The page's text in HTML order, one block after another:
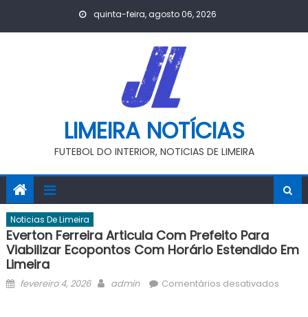
quinta-feira, agosto 06, 2026
LIMEIRA NOTÍCIAS
FUTEBOL DO INTERIOR, NOTICIAS DE LIMEIRA
Noticias De Limeira
Everton Ferreira Articula Com Prefeito Para
Viabilizar Ecopontos Com Horário Estendido Em
Limeira
Posted
fevereiro 4, 2026 Author
admin Comentários desativadosem